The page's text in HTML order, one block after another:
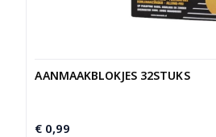
AANMAAKBLOKJES 32STUKS
€ 0,99